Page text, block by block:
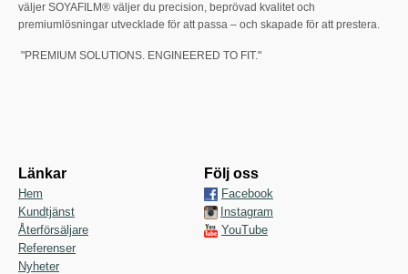
väljer SOYAFILM® väljer du precision, beprövad kvalitet och
premiumlösningar utvecklade för att passa – och skapade för att prestera.
"PREMIUM SOLUTIONS. ENGINEERED TO FIT."
Länkar
Hem
Kundtjänst
Återförsäljare
Referenser
Nyheter
Följ oss
Facebook
Instagram
YouTube